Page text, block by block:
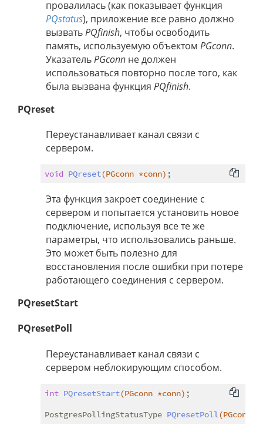
провалилась (как показывает функция
PQstatus), приложение все равно должно
вызватьPQfinish, чтобы освободить
память, используемую объектом PGconn.
УказательPGconn не должен
использоваться повторно после того, как
была вызвана функция PQfinish.
PQreset
Переустанавливает канал связи с
сервером.
void PQreset(PGconn *conn)
Эта функция закроет соединение с
сервером и попытается установить новое
подключение, используя все те же
параметры, что использовались раньше.
Это может быть полезно для
восстановления после ошибки при потере
работающего соединения с сервером.
PQresetStart
PQresetPoll
Переустанавливает канал связи с
сервером неблокирующим способом.
int PQresetStart(PGconn *conn) ;
PostgresPollingStatusType PQresetPoll (PGconn